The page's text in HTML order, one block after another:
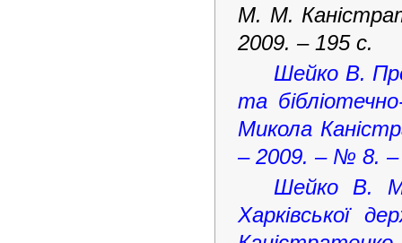
М. М.
2009. – 195 с.
Шейко В.
та
Микола
– 2009. – № 8.
Шейко В. М.
Харківської